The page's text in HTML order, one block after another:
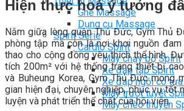
Ghế Massage
Dụng cụ Massage
Spirit Serie
Cardio Spirit
Máy chạy bộ Spirit
Xe đạp tập Spirit
Xe đạp ngồi có
Máy trượt tuyết
Máy chèo thuyền
Hiện thực hoá ý tưởng
Nằm giữa lòng quận Thủ Đức, Gym Thủ
phòng tập mà còn là nơi khơi nguồn
thao cho cộng đồng yêu thích thể hình.
tích 200m² với hệ thống trang thiết bị
và Buheung Korea, Gym Thủ Đức mong
gian hiện đại, chuyên nghiệp, phục vụ tốt
luyện và phát triển thể chất của hội viên.